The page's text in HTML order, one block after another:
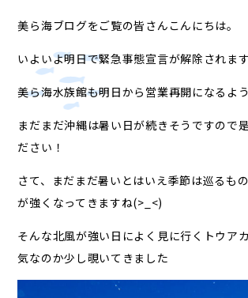
美ら海ブログをご覧の皆さんこんにちは。
いよいよ明日で緊急事態宣言が解除されま
美ら海水族館も明日から営業再開になるよ
まだまだ沖縄は暑い日が続きそうですので
ださい！
さて、まだまだ暑いとはいえ季節は巡るも
が強くなってきますね(>_<)
そんな北風が強い日によく見に行くトウア
気なのか少し覗いてきました